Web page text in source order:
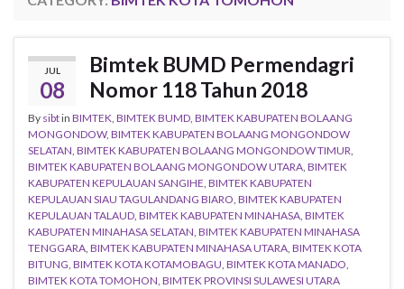
JUL
08
Bimtek BUMD Permendagri
Nomor 118 Tahun 2018
By sibtin BIMTEK, BIMTEK BUMD, BIMTEK KABUPATEN BOLAANG
MONGONDOW, BIMTEK KABUPATEN BOLAANG MONGONDOW
SELATAN, BIMTEK KABUPATEN BOLAANG MONGONDOW TIMUR,
BIMTEK KABUPATEN BOLAANG MONGONDOW UTARA, BIMTEK
KABUPATEN KEPULAUAN SANGIHE, BIMTEK KABUPATEN
KEPULAUAN SIAU TAGULANDANG BIARO, BIMTEK KABUPATEN
KEPULAUAN TALAUD, BIMTEK KABUPATEN MINAHASA, BIMTEK
KABUPATEN MINAHASA SELATAN, BIMTEK KABUPATEN MINAHASA
TENGGARA, BIMTEK KABUPATEN MINAHASA UTARA, BIMTEK KOTA
BITUNG, BIMTEK KOTA KOTAMOBAGU, BIMTEK KOTA MANADO,
BIMTEK KOTA TOMOHON, BIMTEK PROVINSI SULAWESI UTARA